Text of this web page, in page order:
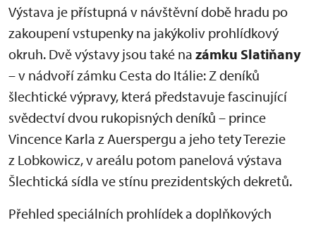
Výstava je přístupná v návštěvní době hradu po
zakoupení vstupenky na jakýkoliv prohlídkový
okruh. Dvě výstavy jsou také na zámku Slatiňany
– v nádvoří zámku Cesta do Itálie: Z deníků
šlechtické výpravy, která představuje fascinující
svědectví dvou rukopisných deníků – prince
Vincence Karla z Auerspergu a jeho tety Terezie
z Lobkowicz, v areálu potom panelová výstava
Šlechtická sídla ve stínu prezidentských dekretů.
Přehled speciálních prohlídek a doplňkových